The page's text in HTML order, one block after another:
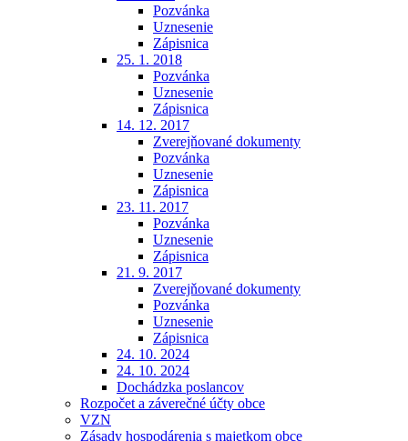
Pozvánka
Uznesenie
Zápisnica
25. 1. 2018
Pozvánka
Uznesenie
Zápisnica
14. 12. 2017
Zverejňované dokumenty
Pozvánka
Uznesenie
Zápisnica
23. 11. 2017
Pozvánka
Uznesenie
Zápisnica
21. 9. 2017
Zverejňované dokumenty
Pozvánka
Uznesenie
Zápisnica
24. 10. 2024
24. 10. 2024
Dochádzka poslancov
Rozpočet a záverečné účty obce
VZN
Zásady hospodárenia s majetkom obce